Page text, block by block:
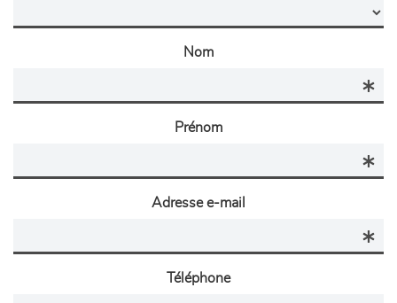
Nom
Prénom
Adresse e-mail
Téléphone